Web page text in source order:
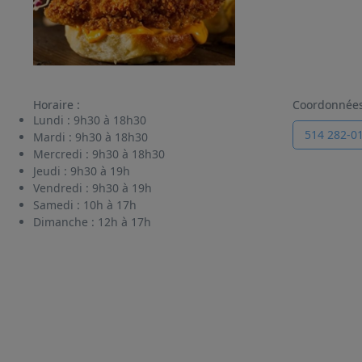
Horaire :
Lundi : 9h30 à 18h30
Mardi : 9h30 à 18h30
Mercredi : 9h30 à 18h30
Jeudi : 9h30 à 19h
Vendredi : 9h30 à 19h
Samedi : 10h à 17h
Dimanche : 12h à 17h
514 282-